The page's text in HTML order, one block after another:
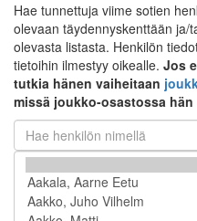
Hae tunnettuja viime sotien
olevaan täydennyskenttään ja/
olevasta listasta. Henkilön
tietoihin ilmestyy oikealle. Jos
tutkia hänen vaiheitaan
missä joukko-osastossa